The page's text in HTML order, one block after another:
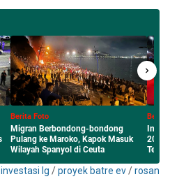
Berita Foto
Inilah Sumenep Maharaya Festival
2026 Panggung Tari Jalan Raya
Terpanjang
Berita
investasi lg /proyek batre ev/rosan